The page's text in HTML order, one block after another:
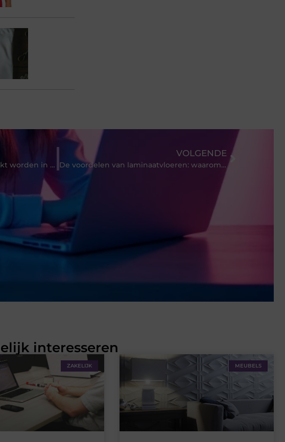
Meetinstrumenten die gebruikt worden in de techniek
VOLGENDE
De voordelen van laminaatvloeren: waarom het de juiste keuze is
interesseren
ZAKELIJK MEUBELS